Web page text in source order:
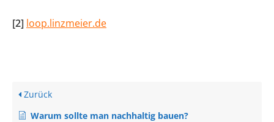
[2] loop.linzmeier.de
Zurück
Warum sollte man nachhaltig bauen?